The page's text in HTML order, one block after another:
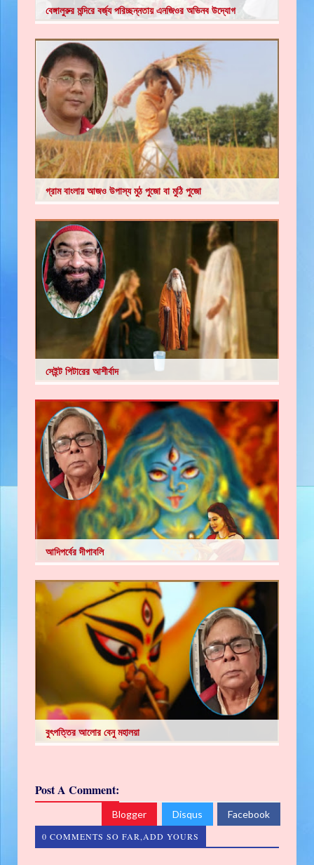
বেঙ্গালুরুর মন্দিরে বর্জ্য পরিচ্ছন্নতায় এনজিওর অভিনব উদ্যোগ
গ্রাম বাংলায় আজও উপাস্য মুঠ পুজো বা মুঠি পুজো
সেইন্ট পিটারের আশীর্বাদ
আদিপর্বের দীপাবলি
বুৎপত্তির আলোর বেনু মহালয়া
Post A Comment:
Blogger Disqus Facebook
0 COMMENTS SO FAR,ADD YOURS